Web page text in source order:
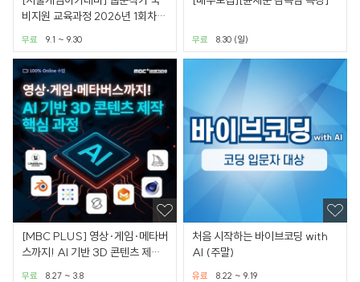
비지원 교육과정 2026년 1회차
9.1 ~ 9.30
무료 8.30 (일)
무료
[MBC PLUS] 영상·게임·메타버
스까지! AI 기반 3D 콘텐츠 제작
8.27 ~ 3.8
무료
처음 시작하는 바이브코딩 with
AI (주말)
8.22 ~ 9.19
유료